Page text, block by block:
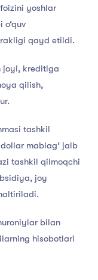
yoshlar
qayd etildi.
joyi, kreditiga
qilish,
tashkil
mablag‘ jalb
tashkil qilmoqchi
joy
bilan
hisobotlari